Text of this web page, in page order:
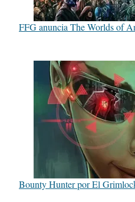
FFG anuncia The Worlds of
Bounty Hunter por El